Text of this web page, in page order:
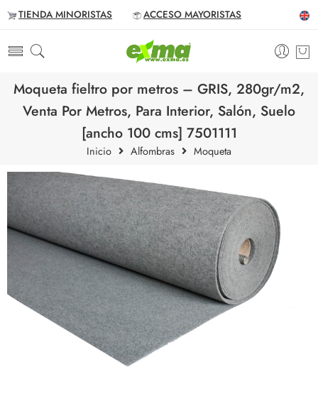
TIENDA MINORISTAS ACCESO MAYORISTAS
Moqueta fieltro por metros – GRIS, 280gr/m2,
Venta Por Metros, Para Interior, Salón, Suelo
[ancho 100 cms] 7501111
Inicio Alfombras Moqueta